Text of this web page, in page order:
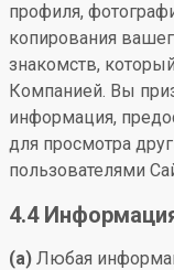
профиля,
копирования
знакомств,
Компанией. Вы
информация,
для просмотра
пользователями
4.4
(a) Любая